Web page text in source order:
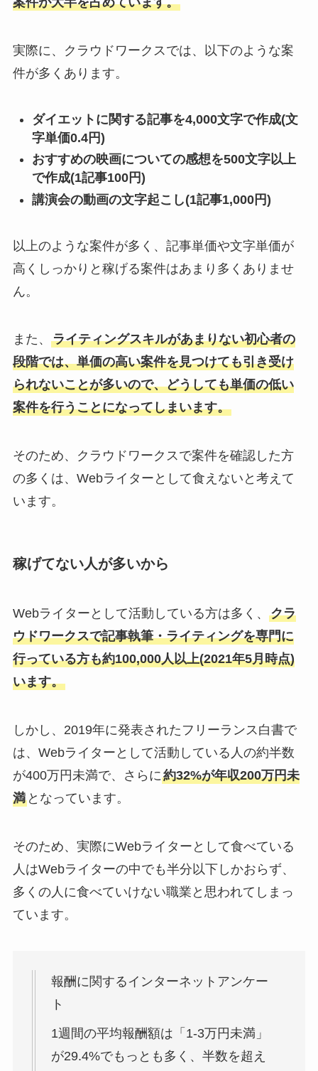
実際に、クラウドワークスでは、以下のような案
件が多くあります。
ダイエットに関する記事を4,000文字で作成(文
字単価0.4円)
おすすめの映画についての感想を500文字以上
で作成(1記事100円)
講演会の動画の文字起こし(1記事1,000円)
以上のような案件が多く、記事単価や文字単価が
高くしっかりと稼げる案件はあまり多くありませ
ん。
また、 ライティングスキルがあまりない初心者の
段階では、単価の高い案件を見つけても引き受け
られないことが多いので、どうしても単価の低い
案件を行うことになってしまいます。
そのため、クラウドワークスで案件を確認した方
の多くは、Webライターとして食えないと考えて
います。
稼げてない人が多いから
Webライターとして活動している方は多く、 クラ
ウドワークスで記事執筆・ライティングを専門に
行っている方も約100,000人以上(2021年5月時点)
います。
しかし、2019年に発表されたフリーランス白書で
は、Webライターとして活動している人の約半数
が400万円未満で、さらに約32%が年収200万円未
満となっています。
そのため、実際にWebライターとして食べている
人はWebライターの中でも半分以下しかおらず、
多くの人に食べていけない職業と思われてしまっ
ています。
報酬に関するインターネットアンケー
ト
1週間の平均報酬額は「1-3万円未満」
が29.4%でもっとも多く、半数を超え